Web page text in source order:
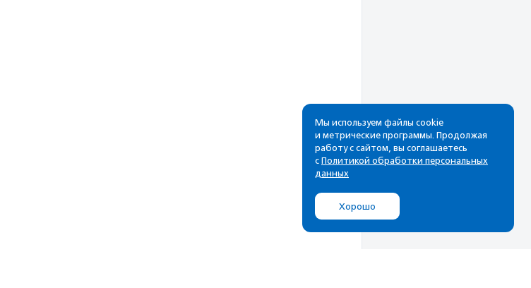
Рассылка
Cамые свежие новости,
почтовом ящике
Мы используем файлы cookie
и метрические программы. Продолжая
работу с сайтом, вы соглашаетесь
с Политикой обработки персональных
данных
Хорошо